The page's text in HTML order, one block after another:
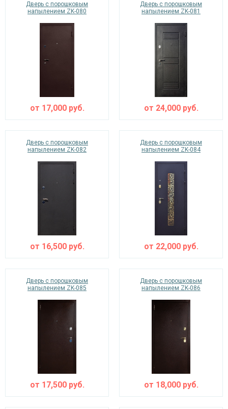
Дверь с порошковым
напылением ZK-080
от 17,000руб.
Дверь с порошковым
напылением ZK-081
от 24,000руб.
Дверь с порошковым
напылением ZK-082
от 16,500руб.
Дверь с порошковым
напылением ZK-084
от 22,000руб.
Дверь с порошковым
напылением ZK-085
от 17,500руб.
Дверь с порошковым
напылением ZK-086
от 18,000руб.